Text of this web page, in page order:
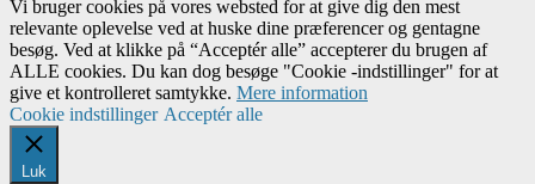
Vi bruger cookies på vores websted for at give dig den mest
relevante oplevelse ved at huske dine præferencer og gentagne
besøg. Ved at klikke på “Acceptér alle” accepterer du brugen af ​​
ALLE cookies. Du kan dog besøge "Cookie -indstillinger" for at
give et kontrolleret samtykke. Mere information
Cookie indstillinger Acceptér alle
Luk